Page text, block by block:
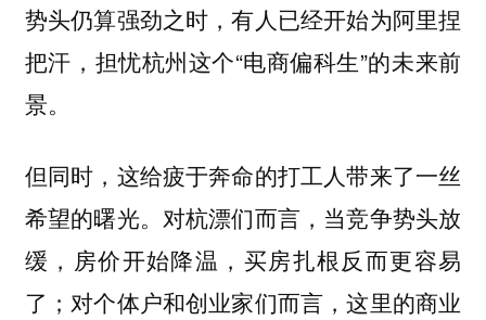
势头仍算强劲之时，有人已经开始为阿里捏
把汗，担忧杭州这个“电商偏科生”的未来前
景。
但同时，这给疲于奔命的打工人带来了一丝
希望的曙光。对杭漂们而言，当竞争势头放
缓，房价开始降温，买房扎根反而更容易
了；对个体户和创业家们而言，这里的商业